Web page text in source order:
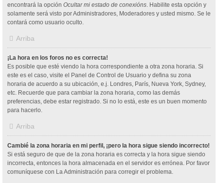
encontrará la opción Ocultar mi estado de conexións. Habilite esta opción y
solamente será visto por Administradores, Moderadores y usted mismo. Se le
contará como usuario oculto.
Arriba
¡La hora en los foros no es correcta!
Es posible que esté viendo la hora correspondiente a otra zona horaria. Si
este es el caso, visite el Panel de Control de Usuario y defina su zona
horaria de acuerdo a su ubicación, e.j. Londres, París, Nueva York, Sydney,
etc. Recuerde que para cambiar la zona horaria, como las demás
preferencias, debe estar registrado. Si no lo está, este es un buen momento
para hacerlo.
Arriba
Cambié la zona horaria en mi perfil, ¡pero la hora sigue siendo incorrecto!
Si está seguro de que de la zona horaria es correcta y la hora sigue siendo
incorrecta, entonces la hora almacenada en el servidor es errónea. Por favor
comuníquese con La Administración para corregir el problema.